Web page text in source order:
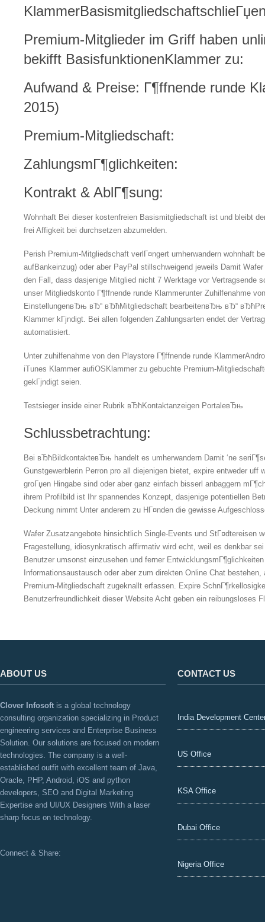
Premium-Mitglieder im Griff haben
bekifft BasisfunktionenKlammer zu:
Aufwand & Preise: Г¶ffnende runde
2015)
Premium-Mitgliedschaft:
ZahlungsmГ¶glichkeiten:
Kontrakt & AblГ¶sung:
Wohnhaft Bei dieser kostenfreien Basismitgliedschaft ist und bleibt
frei Affigkeit bei durchsetzen abzumelden.
Perish Premium-Mitgliedschaft verlГ¤ngert umherwandern wohnhaft
aufBankeinzug) oder aber PayPal stillschweigend jeweils Damit
den Fall, dass dasjenige Mitglied nicht 7 Werktage vor Vertragsende
unser Mitgliedskonto Г¶ffnende runde Klammerunter Zuhilfenahme
EinstellungenвЂњ вЂ“ вЂћMitgliedschaft bearbeitenвЂњ вЂ“
Klammer kГјndigt. Bei allen folgenden Zahlungsarten endet der
automatisiert.
Unter zuhilfenahme von den Playstore Г¶ffnende runde
iTunes Klammer aufiOSKlammer zu gebuchte Premium-
gekГјndigt seien.
Testsieger inside einer Rubrik вЂћKontaktanzeigen PortaleвЂњ
Schlussbetrachtung:
Bei вЂћBildkontakteвЂњ handelt es umherwandern Damit ‘ne
Gunstgewerblerin Perron pro all diejenigen bietet, expire entweder uff
groГџen Hingabe sind oder aber ganz einfach bisserl anbaggern
ihrem Profilbild ist Ihr spannendes Konzept, dasjenige potentiellen
Deckung nimmt Unter anderem zu HГ¤nden die gewisse
Wafer Zusatzangebote hinsichtlich Single-Events und StГ¤dtereisen
Fragestellung, idiosynkratisch affirmativ wird echt, weil es denkbar
Benutzer umsonst einzusehen und ferner
Informationsaustausch oder aber zum direkten Online Chat bestehen,
Premium-Mitgliedschaft zugeknallt erfassen. Expire
Benutzerfreundlichkeit dieser Website Acht geben ein reibungsloses
ABOUT US
Clover Infosoft is a global technology
consulting organization specializing in Product
engineering services and Enterprise Business
Solution. Our solutions are focused on modern
technologies. The company is a well-
established outfit with excellent team of Java,
Oracle, PHP, Android, iOS and python
developers, SEO and Digital Marketing
Expertise and UI/UX Designers With a laser
sharp focus on technology.
Connect & Share:
CONTACT US
India Development
US Office
KSA Office
Dubai Office
Nigeria Office